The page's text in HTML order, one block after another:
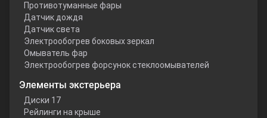
Противотуманные фары
Датчик дождя
Датчик света
Электрообогрев боковых зеркал
Омыватель фар
Электрообогрев форсунок стеклоомывателей
Элементы экстерьера
Диски 17
Рейлинги на крыше